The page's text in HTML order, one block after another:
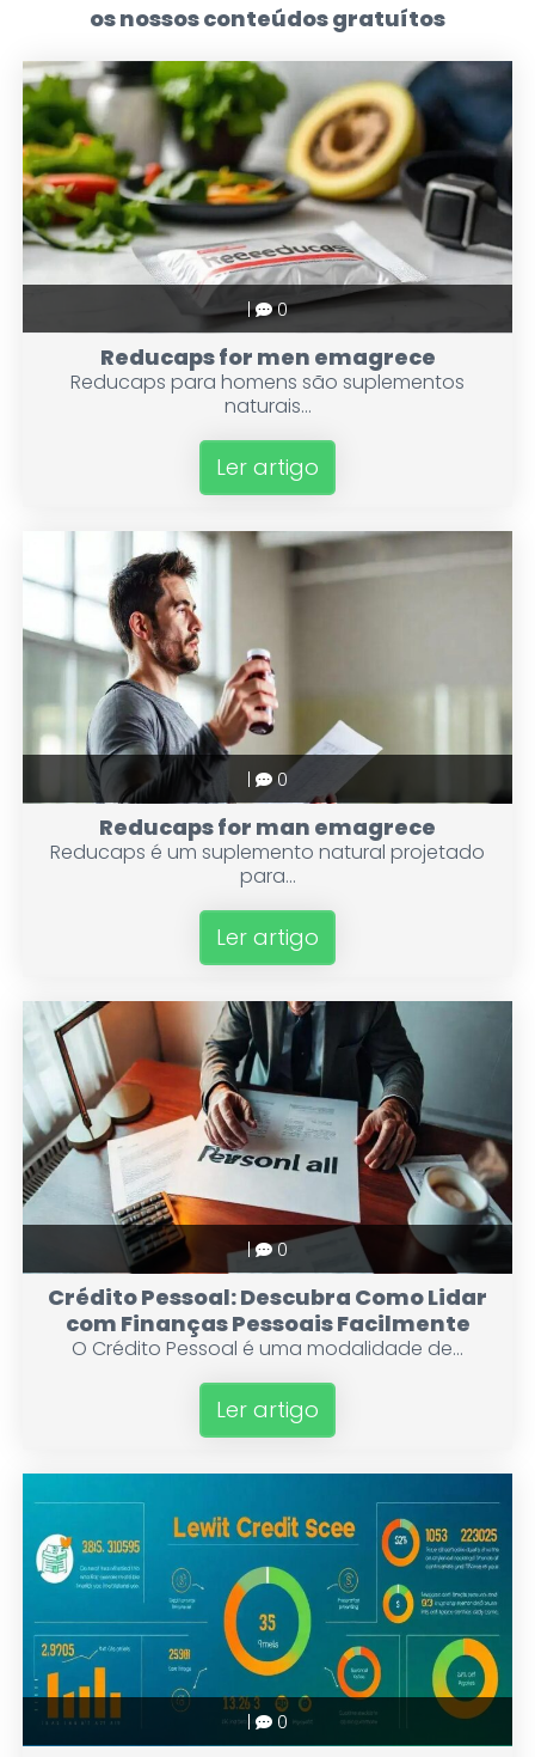
os nossos conteúdos gratuítos
| 0
Reducaps for men emagrece
Reducaps para homens são suplementos
naturais...
Ler artigo
| 0
Reducaps for man emagrece
Reducaps é um suplemento natural projetado
para...
Ler artigo
| 0
Crédito Pessoal: Descubra Como Lidar
com Finanças Pessoais Facilmente
O Crédito Pessoal é uma modalidade de...
Ler artigo
| 0